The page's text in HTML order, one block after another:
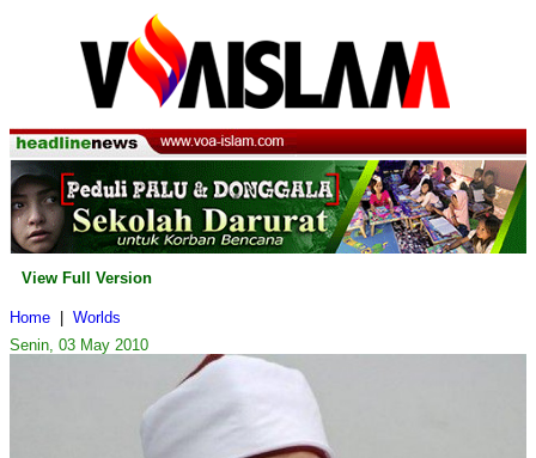
View Full Version
Home
Worlds
Senin, 03 May 2010